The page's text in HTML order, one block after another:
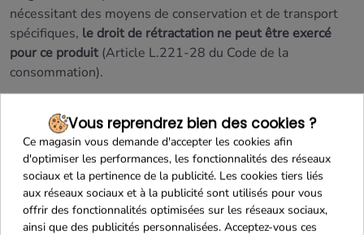
nécessitant des moyens de conservation et de transport
spécifiques, le droit de rétractation ne peut être exercé
pour ce produit(Article L.221-28 du Code de la
consommation).
Vous reprendrez bien des cookies ?
Ce magasin vous demande d'accepter les cookies afin
d'optimiser les performances, les fonctionnalités des réseaux
sociaux et la pertinence de la publicité. Les cookies tiers liés
aux réseaux sociaux et à la publicité sont utilisés pour vous
offrir des fonctionnalités optimisées sur les réseaux sociaux,
ainsi que des publicités personnalisées. Acceptez-vous ces